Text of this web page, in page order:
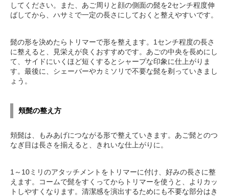
してください。また、あご周りと顔の側面の髭を2センチ程度伸
ばしてから、ハサミで一定の長さにしておくと整えやすいです。
髭の形を決めたらトリマーで形を整えます。1センチ程度の長さ
に整えると、見栄えが良くおすすめです。あごの中央を長めにし
て、サイドにいくほど短くするとシャープな印象に仕上がりま
す。最後に、シェーバーやカミソリで不要な髭を剃っていきまし
ょう。
頬髭の整え方
頬髭は、もみあげにつながる形で整えていきます。あご髭とのつ
なぎ目は長さを揃えると、きれいな仕上がりに。
1～10ミリのアタッチメントをトリマーに付け、好みの長さに整
えます。コームで髭をすくってからトリマーを使うと、よりカッ
トしやすくなります。清潔感を演出するためにも不要な部分はき